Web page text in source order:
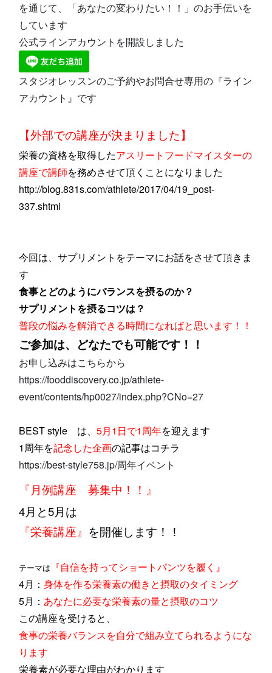
体験予約する
を通じて、「あなたの変わりたい！！」のお手伝いを
しています
公式ラインアカウントを開設しました
スタジオレッスンのご予約やお問合せ専用の『ライン
アカウント』です
【外部での講座が決まりました】
栄養の資格を取得したアスリートフードマイスターの
講座で講師を務めさせて頂くことになりました
http://blog.831s.com/athlete/2017/04/19_post-
337.shtml
今回は、サプリメントをテーマにお話をさせて頂きま
す
食事とどのようにバランスを摂るのか？
サプリメントを摂るコツは？
普段の悩みを解消できる時間になればと思います！！
ご参加は、どなたでも可能です！！
お申し込みはこちらから
https://fooddiscovery.co.jp/athlete-
event/contents/hp0027/index.php?CNo=27
BEST style は、 5月1日で1周年を迎えます
1周年を記念した企画の記事はコチラ
https://best-style758.jp/周年イベント
『月例講座 募集中！！』
4月と5月は
『栄養講座』 を開催します！！
テーマは 『自信を持ってショートパンツを履く』
4月： 身体を作る栄養素の働きと摂取のタイミング
5月： あなたに必要な栄養素の量と摂取のコツ
この講座を受けると、
食事の栄養バランスを自分で組み立てられるようにな
ります
栄養素が必要な理由がわかります